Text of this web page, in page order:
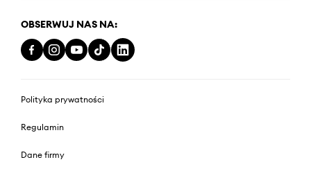
OBSERWUJ NAS NA:
Polityka prywatności
Regulamin
Dane firmy